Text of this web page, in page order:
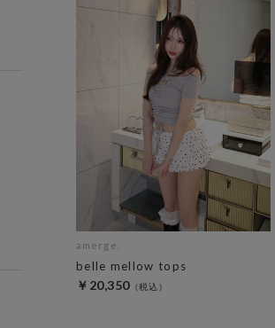
amerge.
belle mellow tops
￥20,350